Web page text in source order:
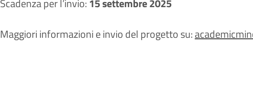
Scadenza per l’invio:15 settembre 2025
Maggiori informazioni e invio del progetto su: